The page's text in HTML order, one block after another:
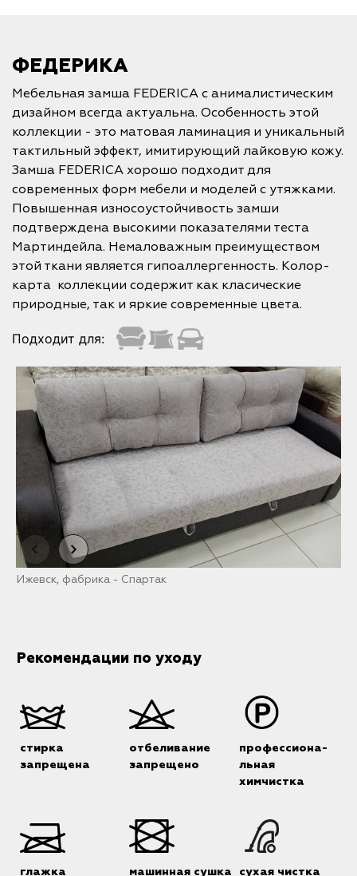
ФЕДЕРИКА
Мебельная замша FEDERICA с анималистическим
дизайном всегда актуальна. Особенность этой
коллекции - это матовая ламинация и уникальный
тактильный эффект, имитирующий лайковую кожу.
Замша FEDERICA хорошо подходит для
современных форм мебели и моделей с утяжками.
Повышенная износоустойчивость замши
подтверждена высокими показателями теста
Мартиндейла. Немаловажным преимуществом
этой ткани является гипоаллергенность. Колор-
карта коллекции содержит как класические
природные, так и яркие современные цвета.
Подходит для:
Ижевск, фабрика - Спартак
Рекомендации по уходу
стирка
запрещена
отбеливание
запрещено
профессиона-
льная
химчистка
глажка
машинная сушка
сухая чистка